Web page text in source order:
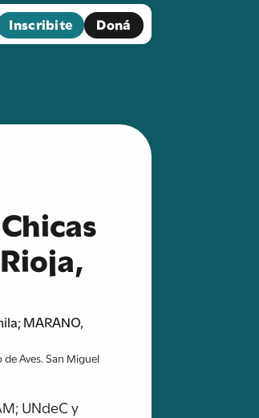
Inscribite Doná
MARANO,
Aves. San Miguel
UNdeC y